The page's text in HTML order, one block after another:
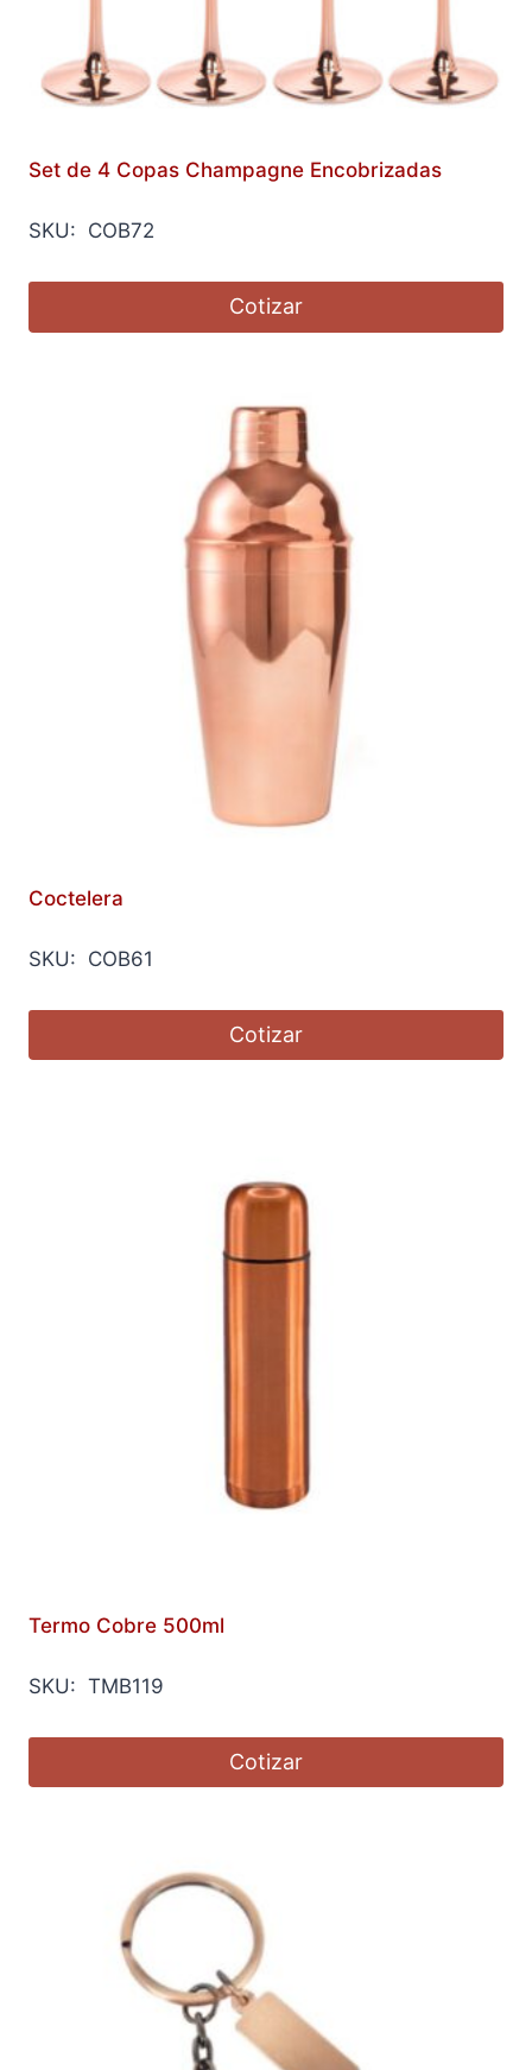
Set de 4 Copas Champagne Encobrizadas
SKU: COB72
Cotizar
Coctelera
SKU: COB61
Cotizar
Termo Cobre 500ml
SKU: TMB119
Cotizar